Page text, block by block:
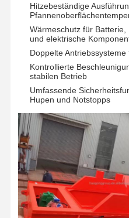
Hitzebeständige
Wärmeschutz für
und elektrische
Doppelte
Kontrollierte
stabilen Betrieb
Umfassende
Hupen und Notstopps